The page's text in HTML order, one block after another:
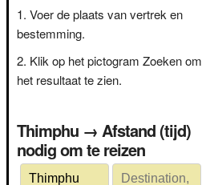
Voer de plaats van vertrek en
bestemming.
Klik op het pictogram Zoeken om
het resultaat te zien.
Thimphu → Afstand (tijd)
nodig om te reizen